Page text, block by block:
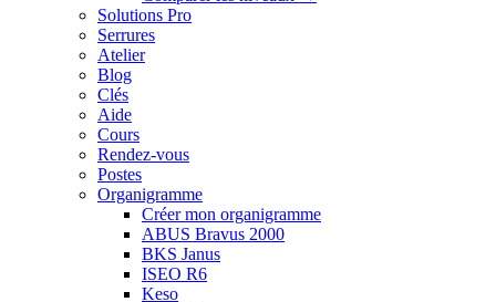
Solutions Pro
Serrures
Atelier
Blog
Clés
Aide
Cours
Rendez-vous
Postes
Organigramme
Créer mon organigramme
ABUS Bravus 2000
BKS Janus
ISEO R6
Keso